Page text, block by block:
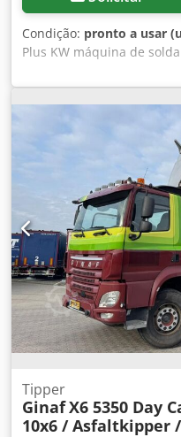
Condição: pronto a usar
Plus KW máquina de
Csdpfsyh Az Ajx Ab Hjrf
uma visita para inspeção.
transportadora
fatura adequada. Para
ser emitida uma fatura
número de IVA válido.
nossa loja e confira
empresas e marcas
proprietários e são
descrição dos produtos.
alterações nos dados
descrição do artigo.
Tipper
GinafX6 5350 Day
10x6 / Asfaltkipper